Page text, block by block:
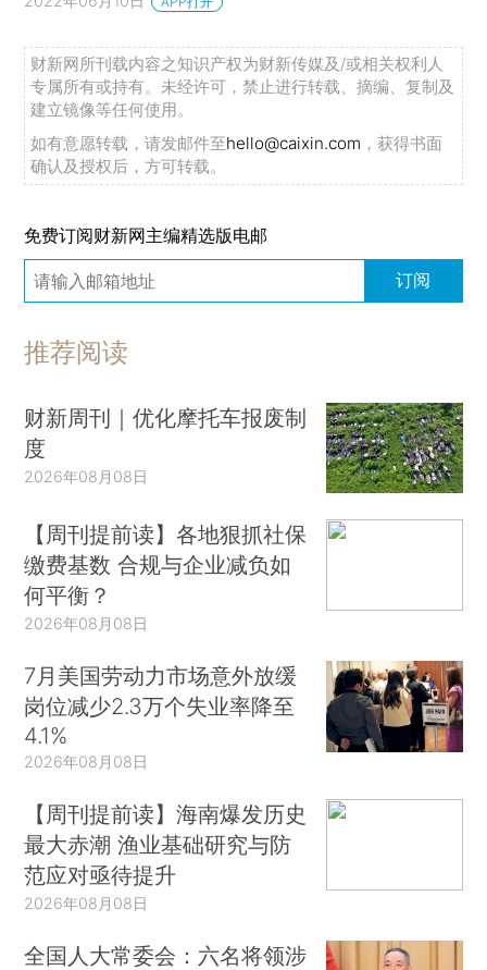
财新网所刊载内容之知识产权为财新传媒及/或相关权利人
专属所有或持有。未经许可，禁止进行转载、摘编、复制及
建立镜像等任何使用。
如有意愿转载，请发邮件至hello@caixin.com ，获得书面
确认及授权后，方可转载。
免费订阅财新网主编精选版电邮
订阅
推荐阅读
财新周刊｜优化摩托车报废制
度
2026年08月08日
【周刊提前读】各地狠抓社保
缴费基数 合规与企业减负如
何平衡？
2026年08月08日
7月美国劳动力市场意外放缓
岗位减少2.3万个失业率降至
4.1%
2026年08月08日
【周刊提前读】海南爆发历史
最大赤潮 渔业基础研究与防
范应对亟待提升
2026年08月08日
全国人大常委会：六名将领涉